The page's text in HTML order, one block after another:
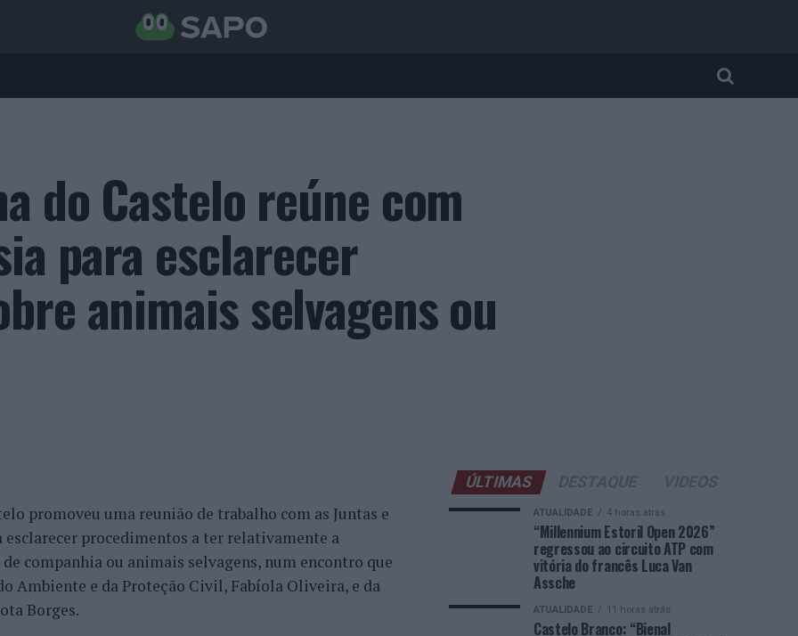
do Castelo reúne com
para esclarecer
animais selvagens ou
promoveu uma reunião de trabalho com as Juntas e
esclarecer procedimentos a ter relativamente a
companhia ou animais selvagens, num encontro que
Ambiente e da Proteção Civil, Fabíola Oliveira, e da
Borges.
ÚLTIMAS
ATUALIDADE 4 horas atrás
“Millennium Estoril Open 2026”
regressou ao circuito ATP com
vitória do francês Luca Van
Assche
ATUALIDADE 11 horas atrás
Castelo Branco: “Bienal